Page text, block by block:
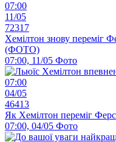
07:00
11/05
72317
Хемілтон знову переміг
(ФОТО)
07:00, 11/05 Фото
07:00
04/05
46413
Як Хемілтон переміг
07:00, 04/05 Фото